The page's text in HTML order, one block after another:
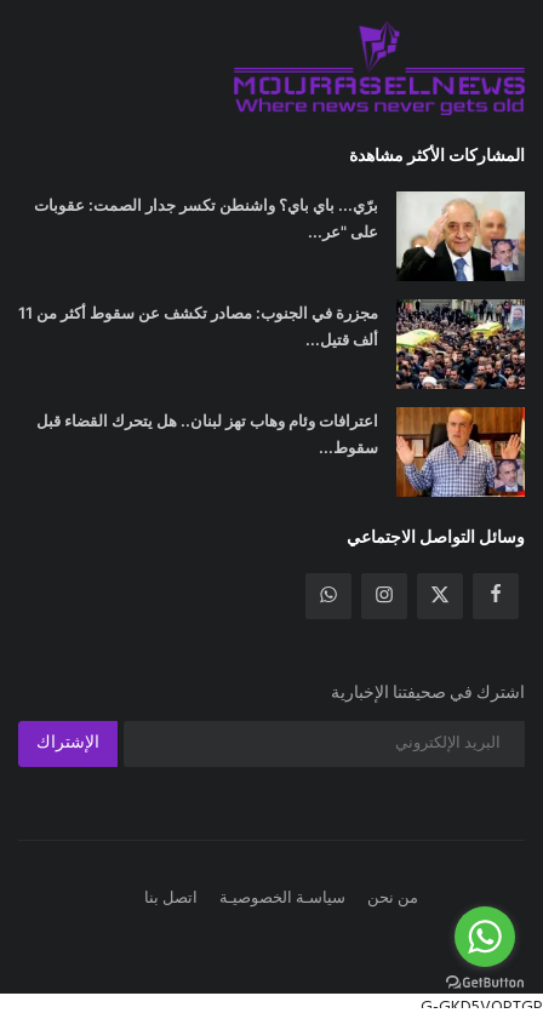
المشاركات الأكثر مشاهدة
برّي... باي باي؟ واشنطن تكسر جدار الصمت: عقوبات
على "عر...
مجزرة في الجنوب: مصادر تكشف عن سقوط أكثر من 11
ألف قتيل...
اعترافات وئام وهاب تهز لبنان.. هل يتحرك القضاء قبل
سقوط...
وسائل التواصل الاجتماعي
اشترك في صحيفتنا الإخبارية
الإشتراك
من نحن سياسـة الخصوصيـة اتصل بنا
G-GKD5VQPTGP